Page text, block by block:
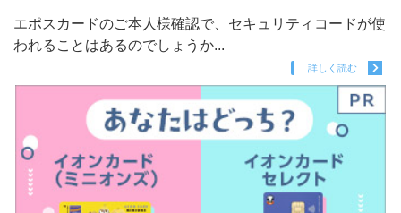
エポスカードのご本人様確認で、セキュリティコードが使
われることはあるのでしょうか...
詳しく読む